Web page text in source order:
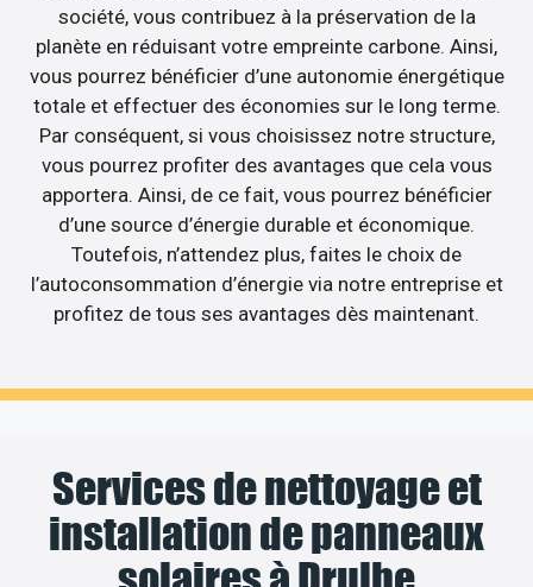
société, vous contribuez à la préservation de la
planète en réduisant votre empreinte carbone. Ainsi,
vous pourrez bénéficier d’une autonomie énergétique
totale et effectuer des économies sur le long terme.
Par conséquent, si vous choisissez notre structure,
vous pourrez profiter des avantages que cela vous
apportera. Ainsi, de ce fait, vous pourrez bénéficier
d’une source d’énergie durable et économique.
Toutefois, n’attendez plus, faites le choix de
l’autoconsommation d’énergie via notre entreprise et
profitez de tous ses avantages dès maintenant.
Services de nettoyage et
installation de panneaux